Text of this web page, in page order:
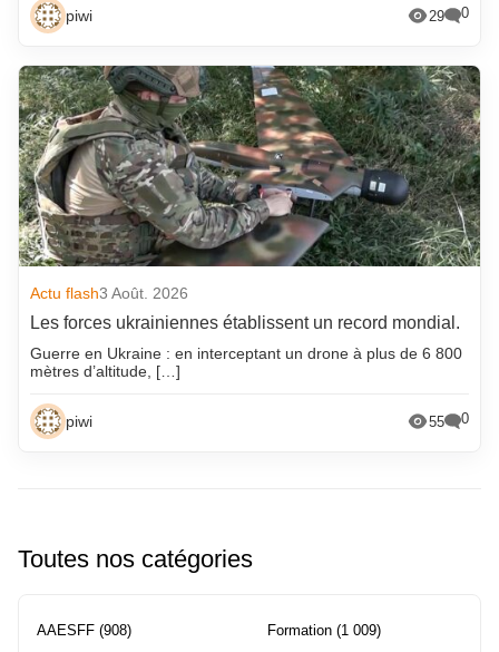
piwi 29 0
Actu flash3 Août. 2026
Les forces ukrainiennes établissent un record mondial.
Guerre en Ukraine : en interceptant un drone à plus de 6 800
mètres d’altitude, […]
piwi 55 0
Toutes nos catégories
AAESFF (908) Formation (1 009)